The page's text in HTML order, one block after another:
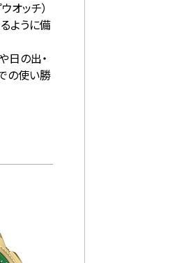
オッチ）
ように備
日の出・
の使い勝